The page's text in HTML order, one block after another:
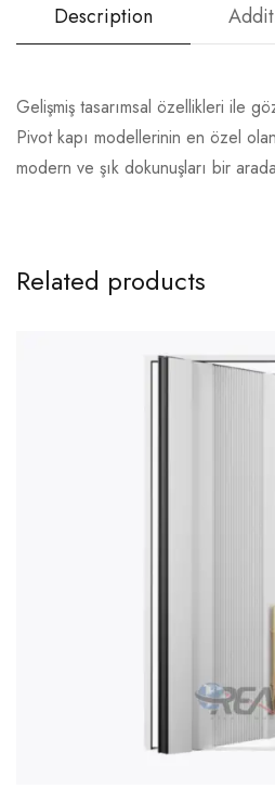
Description
Gelişmiş tasarımsal özellikleri ile
Pivot kapı modellerinin en özel
modern ve şık dokunuşları bir
Related products